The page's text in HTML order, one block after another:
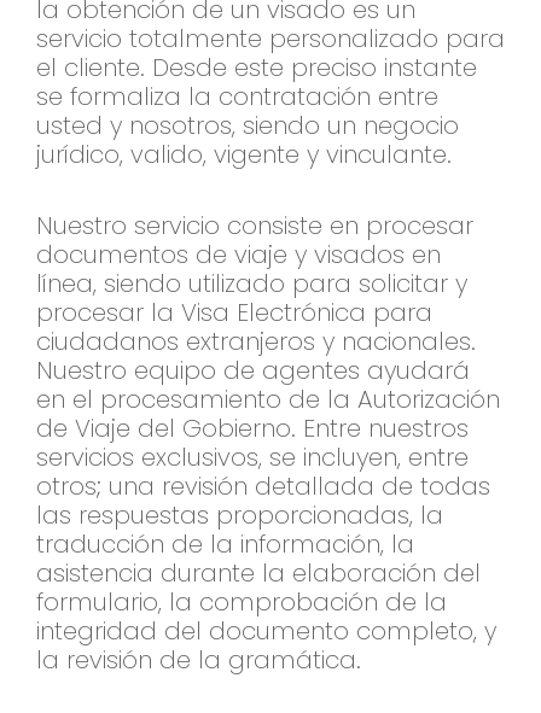
la obtención de un visado es un
servicio totalmente personalizado para
el cliente. Desde este preciso instante
se formaliza la contratación entre
usted y nosotros, siendo un negocio
jurídico, valido, vigente y vinculante.
Nuestro servicio consiste en procesar
documentos de viaje y visados en
línea, siendo utilizado para solicitar y
procesar la Visa Electrónica para
ciudadanos extranjeros y nacionales.
Nuestro equipo de agentes ayudará
en el procesamiento de la Autorización
de Viaje del Gobierno. Entre nuestros
servicios exclusivos, se incluyen, entre
otros; una revisión detallada de todas
las respuestas proporcionadas, la
traducción de la información, la
asistencia durante la elaboración del
formulario, la comprobación de la
integridad del documento completo, y
la revisión de la gramática.